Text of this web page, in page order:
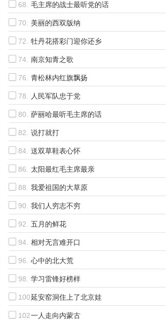
68. 毛主席的战士最听党的话
70. 美丽的西双版纳
72. 牡丹花搭彩门迎你还乡
74. 南京知青之歌
76. 青松林内红旗飘扬
78. 人民军队忠于党
80. 萨丽哈最听毛主席的话
82. 说打就打
84. 送双草鞋表心怀
86. 太阳最红毛主席最亲
88. 我爱祖国的大草原
90. 我们人穷志不穷
92. 五月的鲜花
94. 相对无言难开口
96. 心中的北大荒
98. 学习雷锋好榜样
100.延安窑洞住上了北京娃
102.一人走向内蒙古